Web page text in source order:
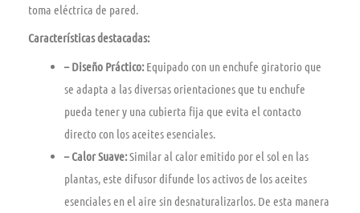
toma eléctrica de pared.
Características destacadas:
– Diseño Práctico:Equipado con un enchufe giratorio que
se adapta a las diversas orientaciones que tu enchufe
pueda tener y una cubierta fija que evita el contacto
directo con los aceites esenciales.
– Calor Suave:Similar al calor emitido por el sol en las
plantas, este difusor difunde los activos de los aceites
esenciales en el aire sin desnaturalizarlos. De esta manera